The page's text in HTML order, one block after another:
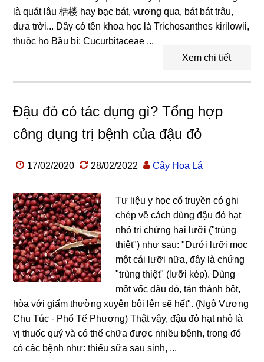
là quát lâu 栝楼 hay bạc bát, vương qua, bát bát trâu,
dưa trời... Dây có tên khoa học là Trichosanthes kirilowii,
thuộc họ Bầu bí: Cucurbitaceae ...
Xem chi tiết
Đậu đỏ có tác dụng gì? Tổng hợp
công dụng trị bệnh của đậu đỏ
17/02/2020 28/02/2022 Cây Hoa Lá
Tư liệu y học cổ truyền có ghi
chép về cách dùng đậu đỏ hạt
nhỏ trị chứng hai lưỡi ("trùng
thiệt") như sau: "Dưới lưỡi mọc
một cái lưỡi nữa, đây là chứng
"trùng thiệt" (lưỡi kép). Dùng
một vốc đậu đỏ, tán thành bột,
hòa với giấm thường xuyên bôi lên sẽ hết". (Ngô Vương
Chu Túc - Phổ Tế Phương) Thật vậy, đậu đỏ hạt nhỏ là
vị thuốc quý và có thể chữa được nhiều bệnh, trong đó
có các bệnh như: thiếu sữa sau sinh, ...